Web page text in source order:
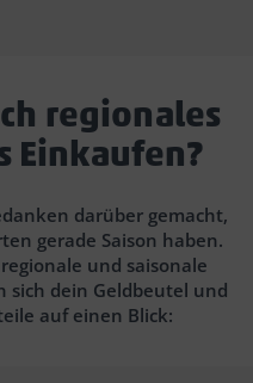
regionales
Einkaufen?
darüber gemacht,
gerade Saison haben.
und saisonale
sich dein Geldbeutel und
auf einen Blick: